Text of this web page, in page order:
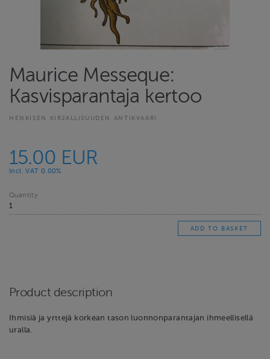
Maurice Messeque:
Kasvisparantaja kertoo
HENKISEN KIRJALLISUUDEN ANTIKVAARI
15.00 EUR
Incl. VAT 0.00%
Quantity
Product description
Ihmisiä ja yrttejä korkean tason luonnonparantajan ihmeellisellä
uralla.